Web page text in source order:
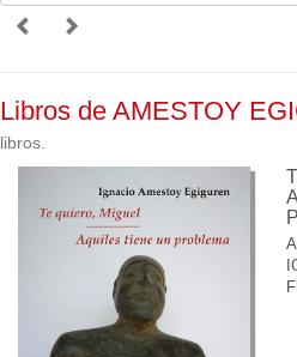
Libros de AMESTOY
libros.